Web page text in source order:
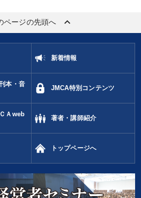
ページの先頭へ keyboard_arrow_up
新着情報
本・音
JMCA特別コンテンツ
Ａweb
著者・講師紹介
トップページへ